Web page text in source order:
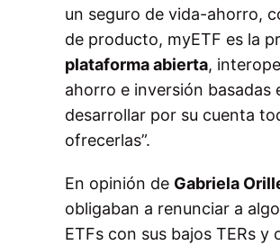
un seguro de vida-ahorro,
de producto, myETF es la
plataforma abierta,
ahorro e inversión
desarrollar por su cuenta
ofrecerlas”.
En opinión de Gabriela
obligaban a renunciar a
ETFs con sus bajos TERs